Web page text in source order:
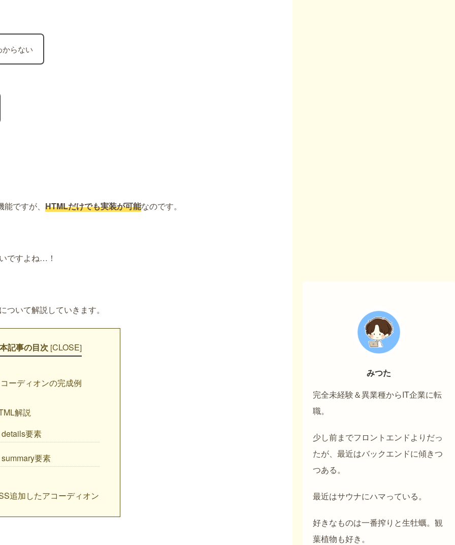
らない
ですが、 HTMLだけでも実装が可能なのです。
ですよね…！
いて解説していきます。
本記事の目次 [CLOSE]
ーディオンの完成例
解説
details要素
summary要素
追加したアコーディオン
みつた
完全未経験＆異業種からIT企業に転
職。
少し前までフロントエンドよりだっ
たが、最近はバックエンドに傾きつ
つある。
最近はサウナにハマっている。
好きなものは一番搾りと生牡蠣。観
葉植物も好き。